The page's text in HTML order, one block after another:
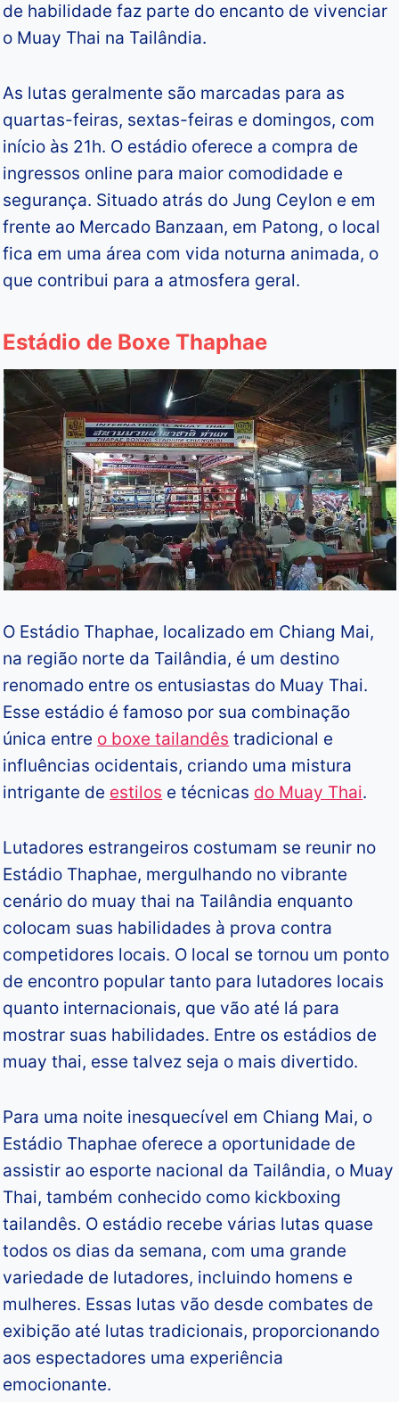
de habilidade faz parte do encanto de vivenciar
o Muay Thai na Tailândia.
As lutas geralmente são marcadas para as
quartas-feiras, sextas-feiras e domingos, com
início às 21h. O estádio oferece a compra de
ingressos online para maior comodidade e
segurança. Situado atrás do Jung Ceylon e em
frente ao Mercado Banzaan, em Patong, o local
fica em uma área com vida noturna animada, o
que contribui para a atmosfera geral.
Estádio de Boxe Thaphae
O Estádio Thaphae, localizado em Chiang Mai,
na região norte da Tailândia, é um destino
renomado entre os entusiastas do Muay Thai.
Esse estádio é famoso por sua combinação
única entre o boxe tailandês tradicional e
influências ocidentais, criando uma mistura
intrigante de estilos e técnicas do Muay Thai.
Lutadores estrangeiros costumam se reunir no
Estádio Thaphae, mergulhando no vibrante
cenário do muay thai na Tailândia enquanto
colocam suas habilidades à prova contra
competidores locais. O local se tornou um ponto
de encontro popular tanto para lutadores locais
quanto internacionais, que vão até lá para
mostrar suas habilidades. Entre os estádios de
muay thai, esse talvez seja o mais divertido.
Para uma noite inesquecível em Chiang Mai, o
Estádio Thaphae oferece a oportunidade de
assistir ao esporte nacional da Tailândia, o Muay
Thai, também conhecido como kickboxing
tailandês. O estádio recebe várias lutas quase
todos os dias da semana, com uma grande
variedade de lutadores, incluindo homens e
mulheres. Essas lutas vão desde combates de
exibição até lutas tradicionais, proporcionando
aos espectadores uma experiência
emocionante.